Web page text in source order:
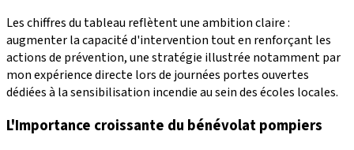
Les chiffres du tableau reflètent une ambition claire :
augmenter la capacité d'intervention tout en renforçant les
actions de prévention, une stratégie illustrée notamment par
mon expérience directe lors de journées portes ouvertes
dédiées à la sensibilisation incendie au sein des écoles locales.
L'Importance croissante du bénévolat pompiers